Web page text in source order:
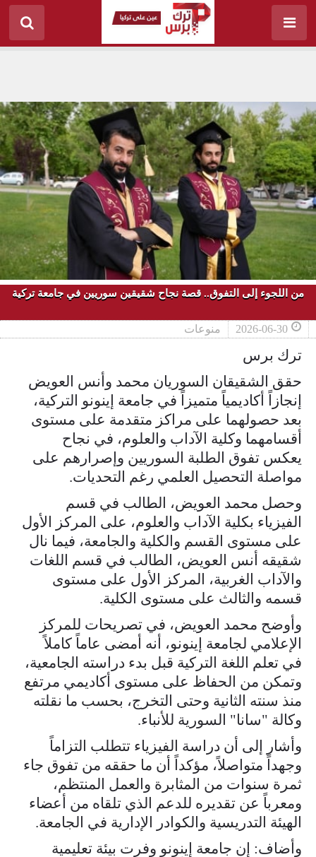
من اللجوء إلى التفوق.. قصة نجاح شقيقين سوريين في جامعة تركية
2026-06-30 منوعات
ترك برس
حقق الشقيقان السوريان محمد وأنس العويض
إنجازاً أكاديمياً متميزاً في جامعة إينونو التركية،
بعد حصولهما على مراكز متقدمة على مستوى
أقسامهما وكلية الآداب والعلوم، في نجاح
يعكس تفوق الطلبة السوريين وإصرارهم على
مواصلة التحصيل العلمي رغم التحديات.
وحصل محمد العويض، الطالب في قسم
الفيزياء بكلية الآداب والعلوم، على المركز الأول
على مستوى القسم والكلية والجامعة، فيما نال
شقيقه أنس العويض، الطالب في قسم اللغات
والآداب الغربية، المركز الأول على مستوى
قسمه والثالث على مستوى الكلية.
وأوضح محمد العويض، في تصريحات للمركز
الإعلامي لجامعة إينونو، أنه أمضى عاماً كاملاً
في تعلم اللغة التركية قبل بدء دراسته الجامعية،
وتمكن من الحفاظ على مستوى أكاديمي مرتفع
منذ سنته الثانية وحتى التخرج، بحسب ما نقلته
وكالة "سانا" السورية للأنباء.
وأشار إلى أن دراسة الفيزياء تتطلب التزاماً
وجهداً متواصلاً، مؤكداً أن ما حققه من تفوق جاء
ثمرة سنوات من المثابرة والعمل المنتظم،
ومعرباً عن تقديره للدعم الذي تلقاه من أعضاء
الهيئة التدريسية والكوادر الإدارية في الجامعة.
وأضاف: إن جامعة إينونو وفرت بيئة تعليمية